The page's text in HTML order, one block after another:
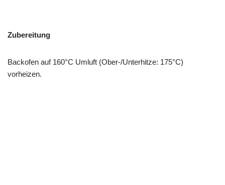
Zubereitung
Backofen auf 160°C Umluft (Ober-/Unterhitze: 175°C)
vorheizen.